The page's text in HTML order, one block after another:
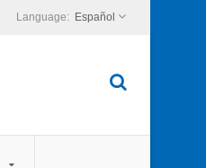
Español